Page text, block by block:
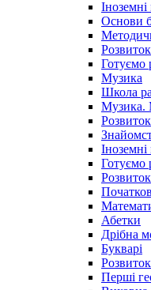
Основи
Готуємо
Музика
Школа
Музика.
Готуємо
Абетки
Дрібна
Букварі
Перші